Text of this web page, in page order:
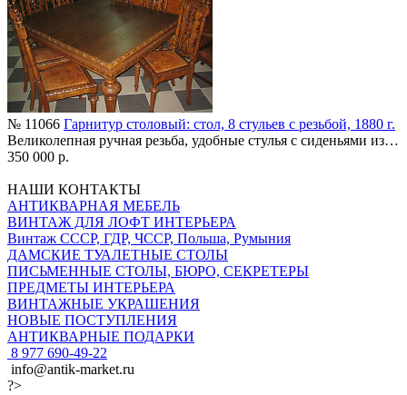
№ 11066 Гарнитур столовый: стол, 8 стульев с резьбой, 1880 г.
Великолепная ручная резьба, удобные стулья с сиденьями из…
350 000 р.
НАШИ КОНТАКТЫ
АНТИКВАРНАЯ МЕБЕЛЬ
ВИНТАЖ ДЛЯ ЛОФТ ИНТЕРЬЕРА
Винтаж СССР, ГДР, ЧССР, Польша, Румыния
ДАМСКИЕ ТУАЛЕТНЫЕ СТОЛЫ
ПИСЬМЕННЫЕ СТОЛЫ, БЮРО, СЕКРЕТЕРЫ
ПРЕДМЕТЫ ИНТЕРЬЕРА
ВИНТАЖНЫЕ УКРАШЕНИЯ
НОВЫЕ ПОСТУПЛЕНИЯ
АНТИКВАРНЫЕ ПОДАРКИ
8 977 690-49-22
info@antik-market.ru
?>